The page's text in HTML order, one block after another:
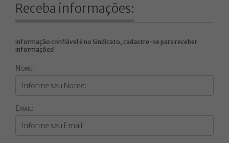
Receba informações:
Informação confiável é no Sindicato, cadastre-se para receber
informações!
Nome:
Email: